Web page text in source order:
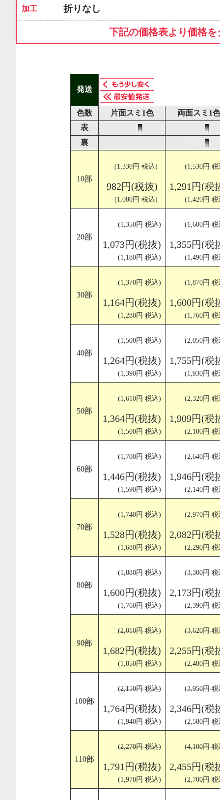
加工 折りなし
下記の価格表より価格
発送
色数 片面スミ1色
両面スミ1色
表
裏
10部
(1,330円 税込)
982円(税抜)
(1,080円 税込)
(1,530円
1,291円(税
(1,420円
20部
(1,350円 税込)
1,073円(税抜)
(1,180円 税込)
(1,600円
1,355円(税
(1,490円
30部
(1,370円 税込)
1,164円(税抜)
(1,280円 税込)
(1,870円
1,600円(税
(1,760円
40部
(1,500円 税込)
1,264円(税抜)
(1,390円 税込)
(2,050円
1,755円(税
(1,930円
50部
(1,610円 税込)
1,364円(税抜)
(1,500円 税込)
(2,320円
1,909円(税
(2,100円
60部
(1,700円 税込)
1,446円(税抜)
(1,590円 税込)
(2,640円
1,946円(税
(2,140円
70部
(1,740円 税込)
1,528円(税抜)
(1,680円 税込)
(2,970円
2,082円(税
(2,290円
80部
(1,880円 税込)
1,600円(税抜)
(1,760円 税込)
(3,300円
2,173円(税
(2,390円
90部
(2,010円 税込)
1,682円(税抜)
(1,850円 税込)
(3,620円
2,255円(税
(2,480円
100部
(2,150円 税込)
1,764円(税抜)
(1,940円 税込)
(3,950円
2,346円(税
(2,580円
110部
(2,270円 税込)
1,791円(税抜)
(1,970円 税込)
(4,100円
2,455円(税
(2,700円